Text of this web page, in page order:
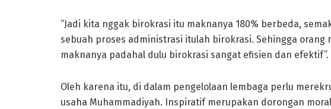
“Jadi kita nggak birokrasi itu maknanya 180% berbeda,
sebuah proses administrasi itulah birokrasi. Sehingga
maknanya padahal dulu birokrasi sangat efisien dan efektif”.
Oleh karena itu, di dalam pengelolaan lembaga perlu
usaha Muhammadiyah. Inspiratif merupakan dorongan